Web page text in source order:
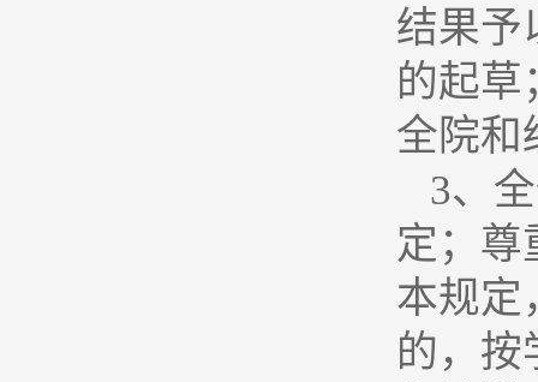
结果予
的起草
全院和
3、
定；尊
本规定
的，按